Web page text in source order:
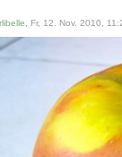
, Fr, 12. Nov. 2010,